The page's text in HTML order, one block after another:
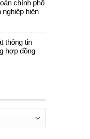
chính phổ
nghiệp hiện
thông tin
hợp đồng